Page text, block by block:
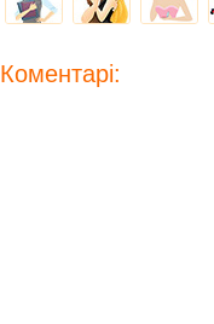
Коментарі: